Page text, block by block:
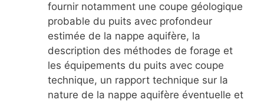
fournir notamment une coupe géologique
probable du puits avec profondeur
estimée de la nappe aquifère, la
description des méthodes de forage et
les équipements du puits avec coupe
technique, un rapport technique sur la
nature de la nappe aquifère éventuelle et